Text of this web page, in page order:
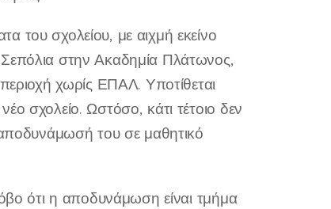
του σχολείου, με αιχμή εκείνο
Σεπόλια στην Ακαδημία Πλάτωνος,
χωρίς ΕΠΑΛ. Υποτίθεται
σχολείο. Ωστόσο, κάτι τέτοιο δεν
του σε μαθητικό
ότι η αποδυνάμωση είναι τμήμα